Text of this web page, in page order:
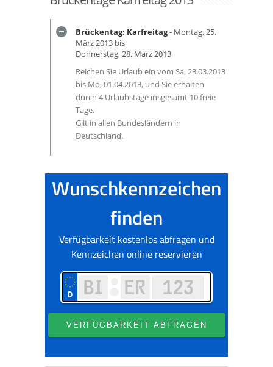
Brückentag: Karfreitag- Montag, 25.
März 2013 bis
Donnerstag, 28. März 2013
Reichen Sie Urlaub ein vom Sa, 23.03.2013
bis Mo, 01.04.2013, und Sie erhalten
durch 4 Urlaubstage insgesamt 10 freie
Tage.
Gilt in allen Bundesländern in
Deutschland.